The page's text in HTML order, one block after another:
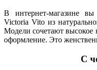
В интернет-магазине
Victoria Vito из
Модели сочетают высокое
оформление. Это
С